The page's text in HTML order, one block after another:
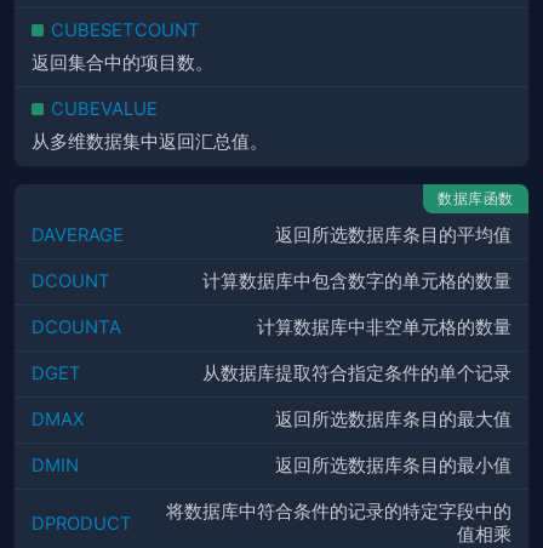
CUBESETCOUNT
返回集合中的项目数。
CUBEVALUE
从多维数据集中返回汇总值。
数据库函数
DAVERAGE 返回所选数据库条目的平均值
DCOUNT 计算数据库中包含数字的单元格的数量
DCOUNTA 计算数据库中非空单元格的数量
DGET 从数据库提取符合指定条件的单个记录
DMAX 返回所选数据库条目的最大值
DMIN 返回所选数据库条目的最小值
DPRODUCT
将数据库中符合条件的记录的特定字段中的
值相乘